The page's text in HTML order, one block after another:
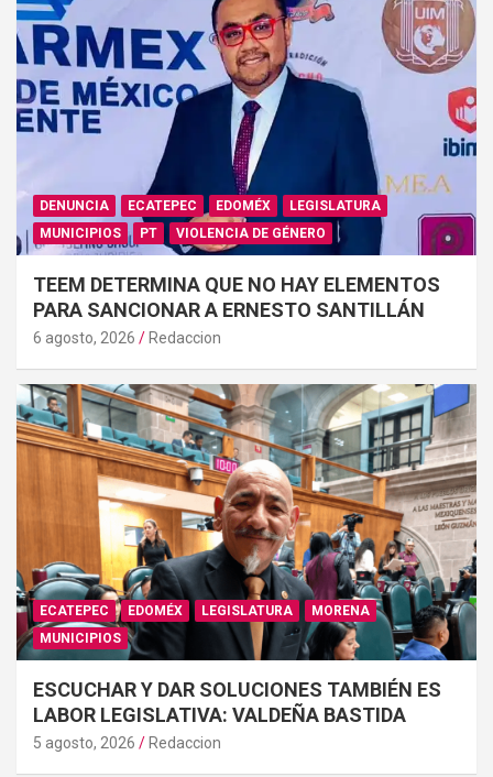
DENUNCIA ECATEPEC EDOMÉX
LEGISLATURA
MUNICIPIOS
PT VIOLENCIA DE GÉNERO
TEEM DETERMINA QUE NO HAY ELEMENTOS
PARA SANCIONAR A ERNESTO SANTILLÁN
6 agosto, 2026 Redaccion
ECATEPEC EDOMÉX LEGISLATURA
MORENA
MUNICIPIOS
ESCUCHAR Y DAR SOLUCIONES TAMBIÉN ES
LABOR LEGISLATIVA: VALDEÑA BASTIDA
5 agosto, 2026 Redaccion